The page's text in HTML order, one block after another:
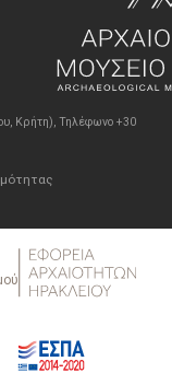
Κρήτη), Τηλέφωνο +30